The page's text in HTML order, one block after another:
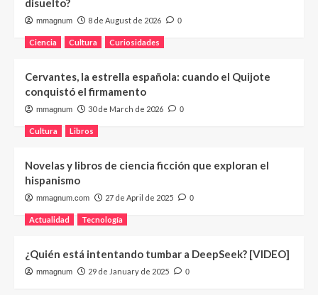
disuelto?
mmagnum 8 de August de 2026 0
Ciencia Cultura Curiosidades
Cervantes, la estrella española: cuando el Quijote
conquistó el firmamento
mmagnum 30 de March de 2026 0
Cultura Libros
Novelas y libros de ciencia ficción que exploran el
hispanismo
mmagnum.com 27 de April de 2025 0
Actualidad Tecnología
¿Quién está intentando tumbar a DeepSeek? [VIDEO]
mmagnum 29 de January de 2025 0